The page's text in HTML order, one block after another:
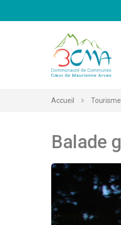
Accueil
Balade